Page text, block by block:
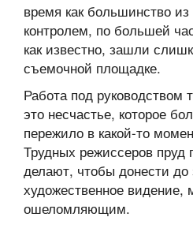
время как большинство
контролем, по большей
как известно, зашли
съемочной площадке.
Работа под руководством
это несчастье, которое
пережило в какой-то
Трудных режиссеров пруд
делают, чтобы донести до
художественное видение,
ошеломляющим.